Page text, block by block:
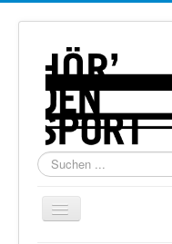
Suchen
...
Navigation